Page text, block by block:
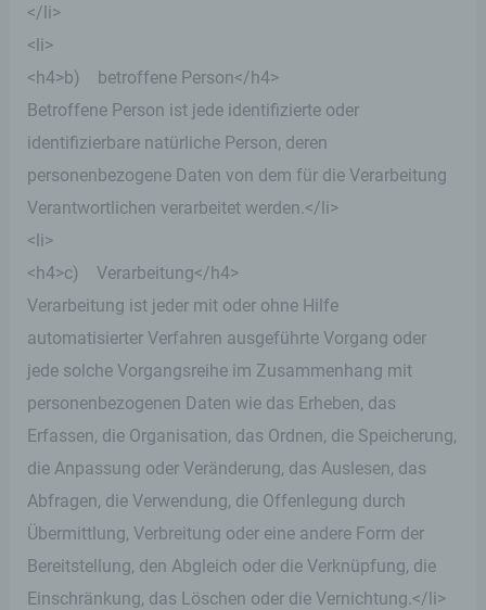
</li>
<li>
<h4>b) betroffene Person</h4>
Betroffene Person ist jede identifizierte oder
identifizierbare natürliche Person, deren
personenbezogene Daten von dem für die Verarbeitung
Verantwortlichen verarbeitet werden.</li>
<li>
<h4>c) Verarbeitung</h4>
Verarbeitung ist jeder mit oder ohne Hilfe
automatisierter Verfahren ausgeführte Vorgang oder
jede solche Vorgangsreihe im Zusammenhang mit
personenbezogenen Daten wie das Erheben, das
Erfassen, die Organisation, das Ordnen, die Speicherung,
die Anpassung oder Veränderung, das Auslesen, das
Abfragen, die Verwendung, die Offenlegung durch
Übermittlung, Verbreitung oder eine andere Form der
Bereitstellung, den Abgleich oder die Verknüpfung, die
Einschränkung, das Löschen oder die Vernichtung.</li>